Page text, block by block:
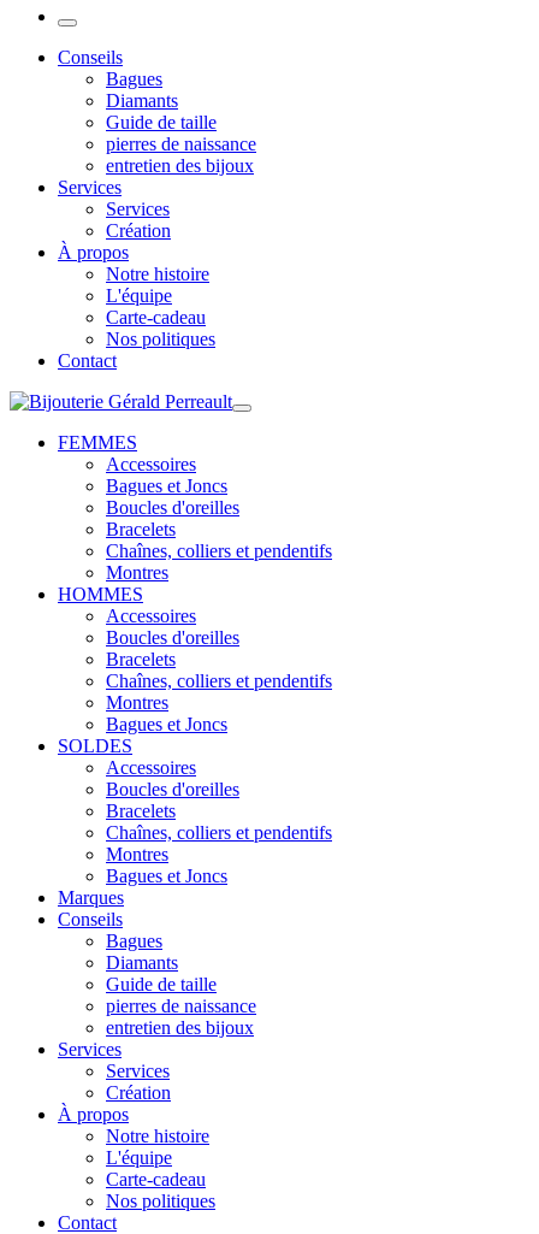
Conseils
Bagues
Diamants
Guide de taille
pierres de naissance
entretien des bijoux
Services
Services
Création
À propos
Notre histoire
L'équipe
Carte-cadeau
Nos politiques
Contact
FEMMES
Accessoires
Bagues et Joncs
Boucles d'oreilles
Bracelets
Chaînes, colliers et pendentifs
Montres
HOMMES
Accessoires
Boucles d'oreilles
Bracelets
Chaînes, colliers et pendentifs
Montres
Bagues et Joncs
SOLDES
Accessoires
Boucles d'oreilles
Bracelets
Chaînes, colliers et pendentifs
Montres
Bagues et Joncs
Marques
Conseils
Bagues
Diamants
Guide de taille
pierres de naissance
entretien des bijoux
Services
Services
Création
À propos
Notre histoire
L'équipe
Carte-cadeau
Nos politiques
Contact